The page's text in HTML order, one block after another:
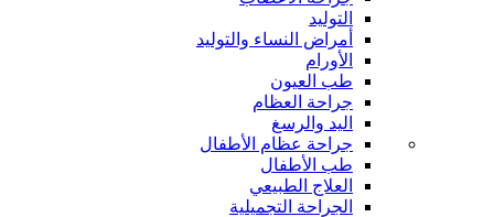
التوليد
أمراض النساء والتوليد
الأورام
طب العيون
جراحة العظام
اليد والرسغ
جراحة عظام الأطفال
طب الأطفال
العلاج الطبيعي
الجراحة التجميلية